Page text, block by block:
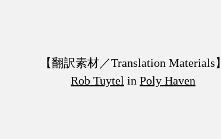
【翻訳素材／Translation Materials】
Rob Tuytel in Poly Haven